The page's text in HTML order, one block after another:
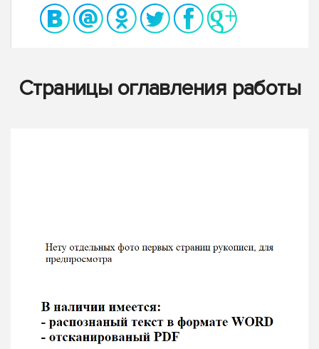
Страницы оглавления работы